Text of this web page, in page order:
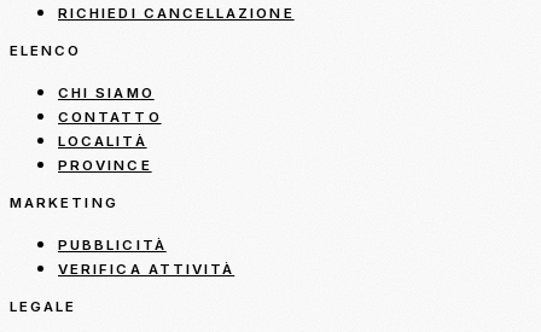
RICHIEDI CANCELLAZIONE
ELENCO
CHI SIAMO
CONTATTO
LOCALITÀ
PROVINCE
MARKETING
PUBBLICITÀ
VERIFICA ATTIVITÀ
LEGALE